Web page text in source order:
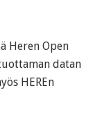
Heren Open
datan
HEREn